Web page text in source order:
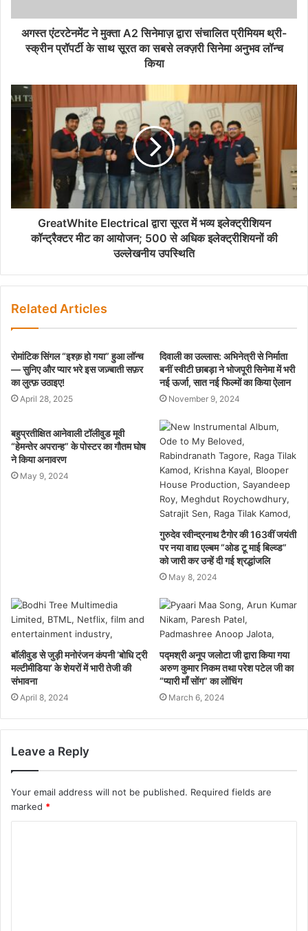
अगस्त एंटरटेनमेंट ने मुक्ता A2 सिनेमाज़ द्वारा संचालित प्रीमियम थ्री-
स्क्रीन प्रॉपर्टी के साथ सूरत का सबसे लक्ज़री सिनेमा अनुभव लॉन्च
किया
GreatWhite Electrical द्वारा सूरत में भव्य इलेक्ट्रीशियन
कॉन्ट्रैक्टर मीट का आयोजन; 500 से अधिक इलेक्ट्रीशियनों की
उल्लेखनीय उपस्थिति
Related Articles
रोमांटिक सिंगल “इश्क़ हो गया” हुआ लॉन्च
— सुनिए और प्यार भरे इस जज़्बाती सफ़र
का लुत्फ़ उठाइए!
April 28, 2025
दिवाली का उल्लास: अभिनेत्री से निर्माता
बनीं स्वीटी छाबड़ा ने भोजपूरी सिनेमा में भरी
नई ऊर्जा, सात नई फिल्मों का किया ऐलान
November 9, 2024
बहुप्रतीक्षित आनेवाली टॉलीवुड मूवी
“हेमन्तेर अपरान्ह” के पोस्टर का गौतम घोष
ने किया अनावरण
May 9, 2024
गुरुदेव रवीन्द्रनाथ टैगोर की 163वीं जयंती
पर नया वाद्य एल्बम “ओड टू माई बिल्व्ड”
को जारी कर उन्हें दी गई श्रद्धांजलि
May 8, 2024
बॉलीवुड से जुड़ी मनोरंजन कंपनी ‘बोधि ट्री
मल्टीमीडिया’ के शेयरों में भारी तेजी की
संभावना
April 8, 2024
पद्मश्री अनूप जलोटा जी द्वारा किया गया
अरुण कुमार निकम तथा परेश पटेल जी का
“प्यारी माँ सोंग” का लोंचिंग
March 6, 2024
Leave a Reply
Your email address will not be published. Required fields are
marked *